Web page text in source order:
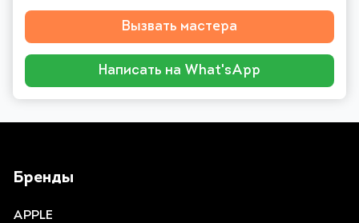
Вызвать мастера
Написать на What'sApp
Бренды
APPLE